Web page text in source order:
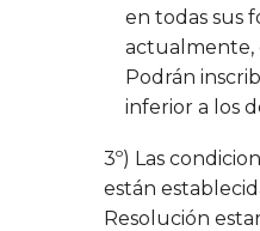
en todas sus
actualmente,
Podrán
inferior a los
3º) Las
están
Resolución